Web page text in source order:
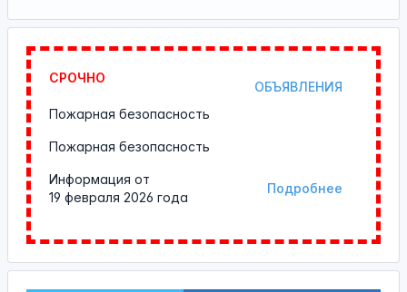
СРОЧНО
ОБЪЯВЛЕНИЯ
Пожарная безопасность
Пожарная безопасность
Подробнее
Информация от
19 февраля 2026 года